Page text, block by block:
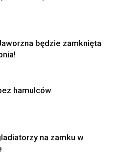
będzie zamknięta
hamulców
na zamku w